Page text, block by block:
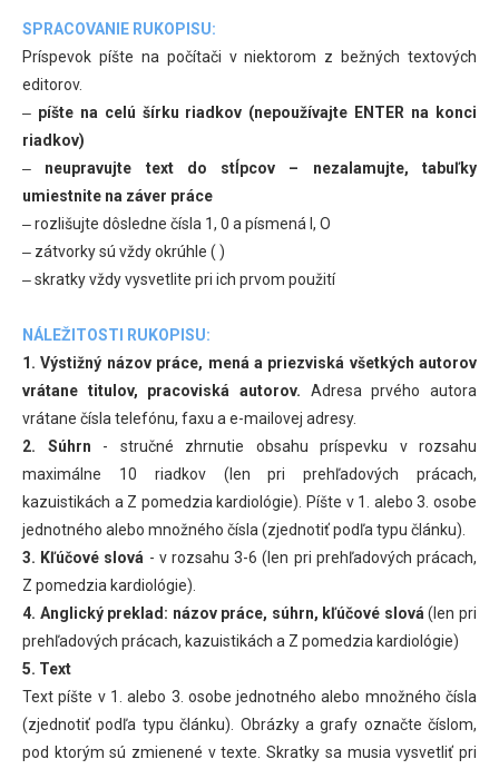
SPRACOVANIE RUKOPISU:
Príspevok píšte na počítači v niektorom z bežných textových
editorov.
‒ píšte na celú šírku riadkov (nepoužívajte ENTER na konci
riadkov)
‒ neupravujte text do stĺpcov – nezalamujte, tabuľky
umiestnite na záver práce
‒ rozlišujte dôsledne čísla 1, 0 a písmená l, O
‒ zátvorky sú vždy okrúhle ( )
‒ skratky vždy vysvetlite pri ich prvom použití
NÁLEŽITOSTI RUKOPISU:
1. Výstižný názov práce, mená a priezviská všetkých autorov
vrátane titulov, pracoviská autorov. Adresa prvého autora
vrátane čísla telefónu, faxu a e-mailovej adresy.
2. Súhrn - stručné zhrnutie obsahu príspevku v rozsahu
maximálne 10 riadkov (len pri prehľadových prácach,
kazuistikách a Z pomedzia kardiológie). Píšte v 1. alebo 3. osobe
jednotného alebo množného čísla (zjednotiť podľa typu článku).
3. Kľúčové slová - v rozsahu 3-6 (len pri prehľadových prácach,
Z pomedzia kardiológie).
4. Anglický preklad: názov práce, súhrn, kľúčové slová (len pri
prehľadových prácach, kazuistikách a Z pomedzia kardiológie)
5. Text
Text píšte v 1. alebo 3. osobe jednotného alebo množného čísla
(zjednotiť podľa typu článku). Obrázky a grafy označte číslom,
pod ktorým sú zmienené v texte. Skratky sa musia vysvetliť pri